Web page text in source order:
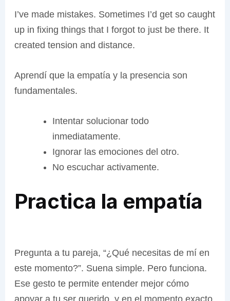
I’ve made mistakes. Sometimes I’d get so caught
up in fixing things that I forgot to just be there. It
created tension and distance.
Aprendí que la empatía y la presencia son
fundamentales.
Intentar solucionar todo
inmediatamente.
Ignorar las emociones del otro.
No escuchar activamente.
Practica la empatía
Pregunta a tu pareja, “¿Qué necesitas de mí en
este momento?”. Suena simple. Pero funciona.
Ese gesto te permite entender mejor cómo
apoyar a tu ser querido, y en el momento exacto